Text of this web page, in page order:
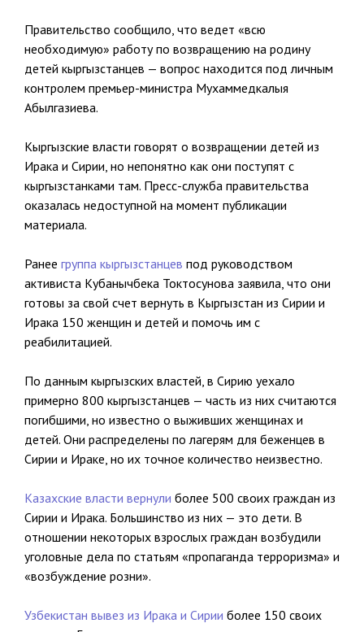
Правительство сообщило, что ведет «всю
необходимую» работу по возвращению на родину
детей кыргызстанцев — вопрос находится под личным
контролем премьер-министра Мухаммедкалыя
Абылгазиева.
Кыргызские власти говорят о возвращении детей из
Ирака и Сирии, но непонятно как они поступят с
кыргызстанками там. Пресс-служба правительства
оказалась недоступной на момент публикации
материала.
Ранее группа кыргызстанцев под руководством
активиста Кубанычбека Токтосунова заявила, что они
готовы за свой счет вернуть в Кыргызстан из Сирии и
Ирака 150 женщин и детей и помочь им с
реабилитацией.
По данным кыргызских властей, в Сирию уехало
примерно 800 кыргызстанцев — часть из них считаются
погибшими, но известно о выживших женщинах и
детей. Они распределены по лагерям для беженцев в
Сирии и Ираке, но их точное количество неизвестно.
Казахские власти вернули более 500 своих граждан из
Сирии и Ирака. Большинство из них — это дети. В
отношении некоторых взрослых граждан возбудили
уголовные дела по статьям «пропаганда терроризма» и
«возбуждение розни».
Узбекистан вывез из Ирака и Сирии более 150 своих